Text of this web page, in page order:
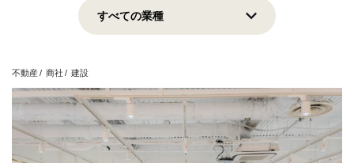
チームプレー重視
フリーアドレス
個々が活躍
安定志向
View all
不動産 商社 建設